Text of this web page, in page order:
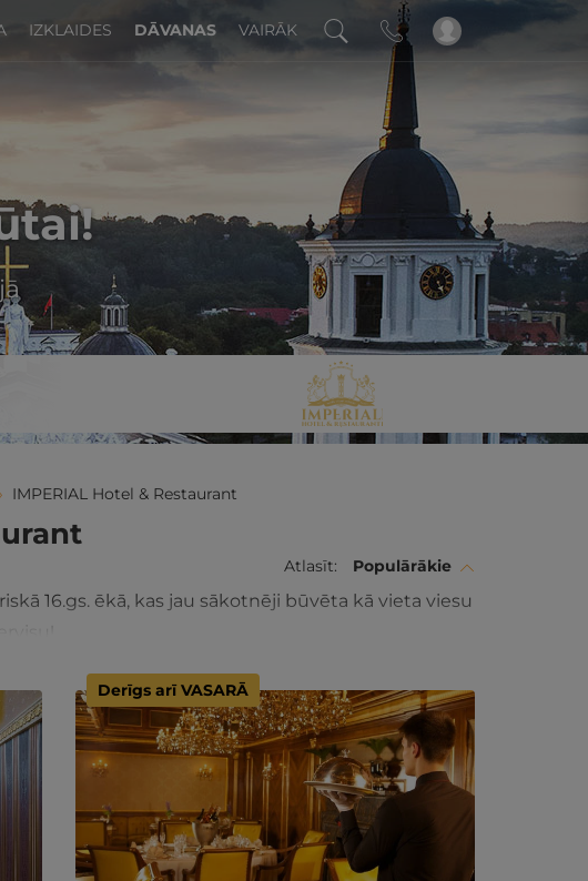
IZKLAIDES DĀVANAS VAIRĀK
IMPERIAL Hotel & Restaurant
Atlasīt: Populārākie
16.gs. ēkā, kas jau sākotnēji būvēta kā vieta viesu
Derīgs arī VASARĀ